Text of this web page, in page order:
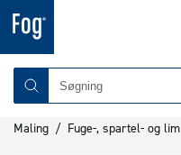
Maling / Fuge-, spartel- og lim